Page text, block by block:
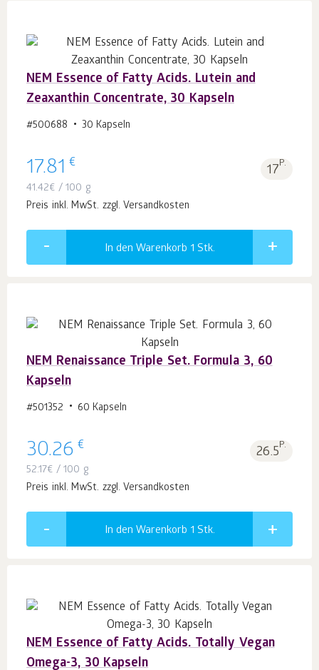
NEM Essence of Fatty Acids. Lutein and
Zeaxanthin Concentrate, 30 Kapseln
#500688 30 Kapseln
17.81 € 17P.
41.42€ / 100 g
Preis inkl. MwSt. zzgl. Versandkosten
In den Warenkorb 1 Stk.
NEM Renaissance Triple Set. Formula 3, 60
Kapseln
#501352 60 Kapseln
30.26 € 26.5P.
52.17€ / 100 g
Preis inkl. MwSt. zzgl. Versandkosten
In den Warenkorb 1 Stk.
NEM Essence of Fatty Acids. Totally Vegan
Omega-3, 30 Kapseln